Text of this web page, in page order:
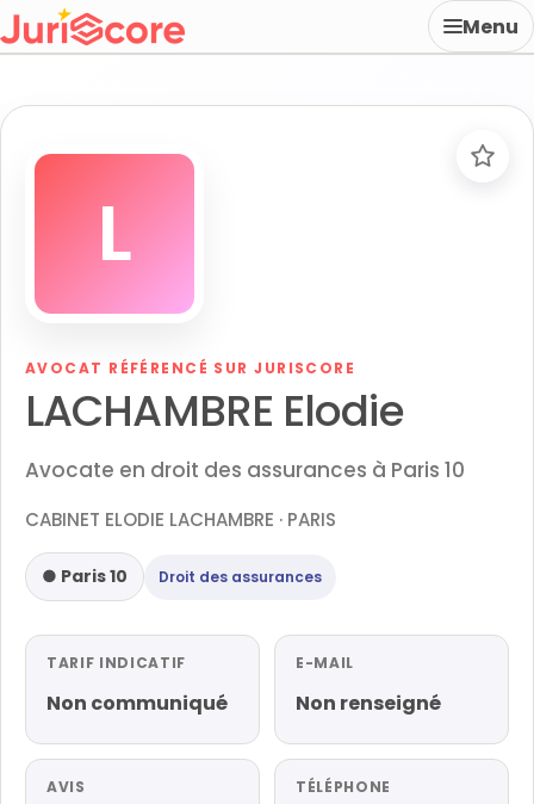
Menu
L
AVOCAT RÉFÉRENCÉ SUR JURISCORE
LACHAMBRE Elodie
Avocate en droit des assurances à Paris 10
CABINET ELODIE LACHAMBRE · PARIS
● Paris 10 Droit des assurances
TARIF INDICATIF
Non communiqué
E-MAIL
Non renseigné
AVIS TÉLÉPHONE